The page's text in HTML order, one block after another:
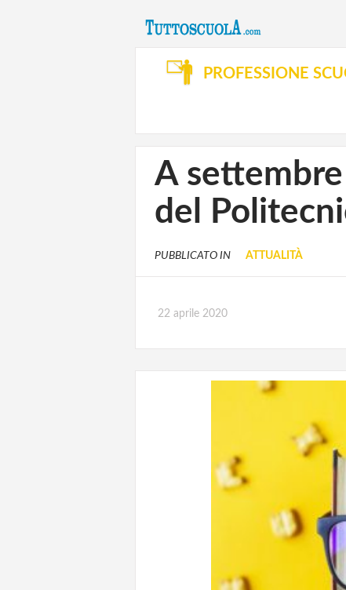
PROFESSIONE
A
del
PUBBLICATO IN ATTUALITÀ
22 aprile 2020